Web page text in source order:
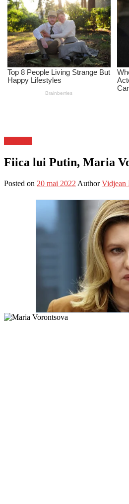
Fiica lui Putin, Maria
Posted on 20 mai 2022 Author Vidjean